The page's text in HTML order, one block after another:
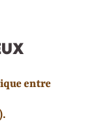
entre